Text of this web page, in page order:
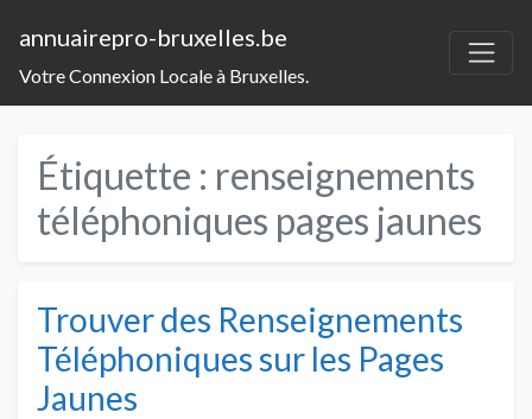
annuairepro-bruxelles.be
Votre Connexion Locale à Bruxelles.
Étiquette : renseignements
téléphoniques pages jaunes
Trouver des Renseignements
Téléphoniques sur les Pages
Jaunes